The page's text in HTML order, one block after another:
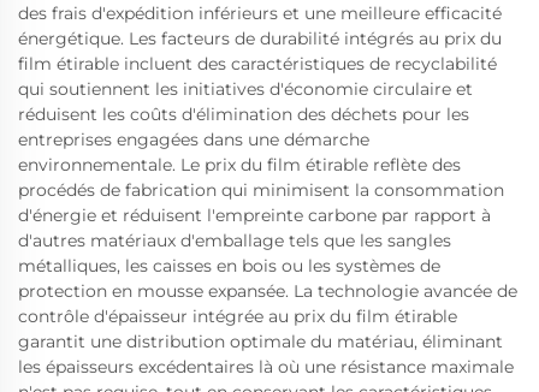
des frais d'expédition inférieurs et une meilleure efficacité
énergétique. Les facteurs de durabilité intégrés au prix du
film étirable incluent des caractéristiques de recyclabilité
qui soutiennent les initiatives d'économie circulaire et
réduisent les coûts d'élimination des déchets pour les
entreprises engagées dans une démarche
environnementale. Le prix du film étirable reflète des
procédés de fabrication qui minimisent la consommation
d'énergie et réduisent l'empreinte carbone par rapport à
d'autres matériaux d'emballage tels que les sangles
métalliques, les caisses en bois ou les systèmes de
protection en mousse expansée. La technologie avancée de
contrôle d'épaisseur intégrée au prix du film étirable
garantit une distribution optimale du matériau, éliminant
les épaisseurs excédentaires là où une résistance maximale